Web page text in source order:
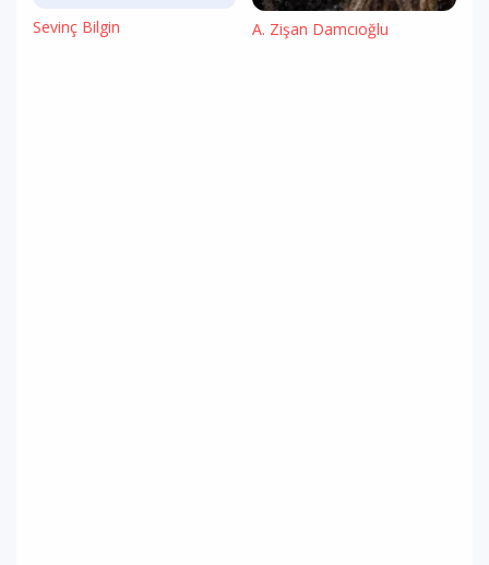
Sevinç Bilgin A. Zişan Damcıoğlu